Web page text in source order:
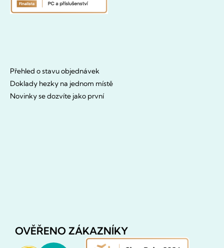
Přehled o stavu objednávek
Doklady hezky na jednom místě
Novinky se dozvíte jako první
OVĚŘENO ZÁKAZNÍKY